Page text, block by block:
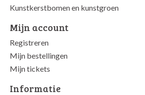
Kunstkerstbomen en kunstgroen
Mijn account
Registreren
Mijn bestellingen
Mijn tickets
Informatie